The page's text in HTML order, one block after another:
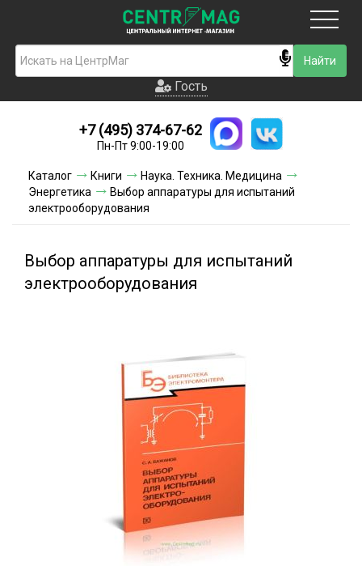
Гость
Новинки
Условия доставки
Условия оплаты
Гость
+7 (495) 374-67-62
Пн-Пт 9:00-19:00
Каталог Книги
Наука. Техника. Медицина
Энергетика
Выбор аппаратуры для испытаний
электрооборудования
Выбор аппаратуры для испытаний
электрооборудования